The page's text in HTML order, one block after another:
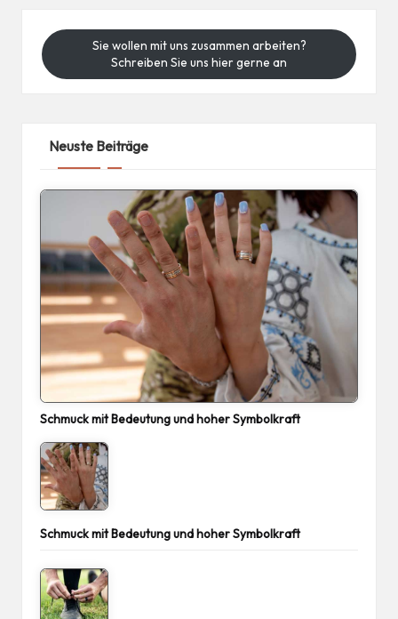
Sie wollen mit uns zusammen arbeiten?
Schreiben Sie uns hier gerne an
Neuste Beiträge
Schmuck mit Bedeutung und hoher Symbolkraft
Schmuck mit Bedeutung und hoher Symbolkraft